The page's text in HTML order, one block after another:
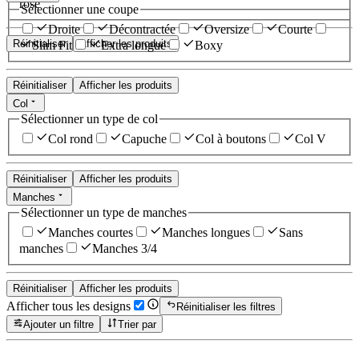
rose
Réinitialiser Afficher les produits
Sélectionner une coupe
Droite
Décontractée Oversize
Courte
Slim Fit
Extra longue Boxy
Réinitialiser
Afficher les produits
Col
Sélectionner un type de col
Col rond
Capuche Col à boutons Col V
Réinitialiser
Afficher les produits
Manches
Sélectionner un type de manches
Manches courtes
Manches longues
Sans
manches
Manches 3/4
Réinitialiser Afficher les produits
Afficher tous les designs
Réinitialiser les filtres
Ajouter un filtre
Trier par